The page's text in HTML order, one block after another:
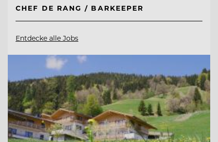
CHEF DE RANG / BARKEEPER
Entdecke alle Jobs